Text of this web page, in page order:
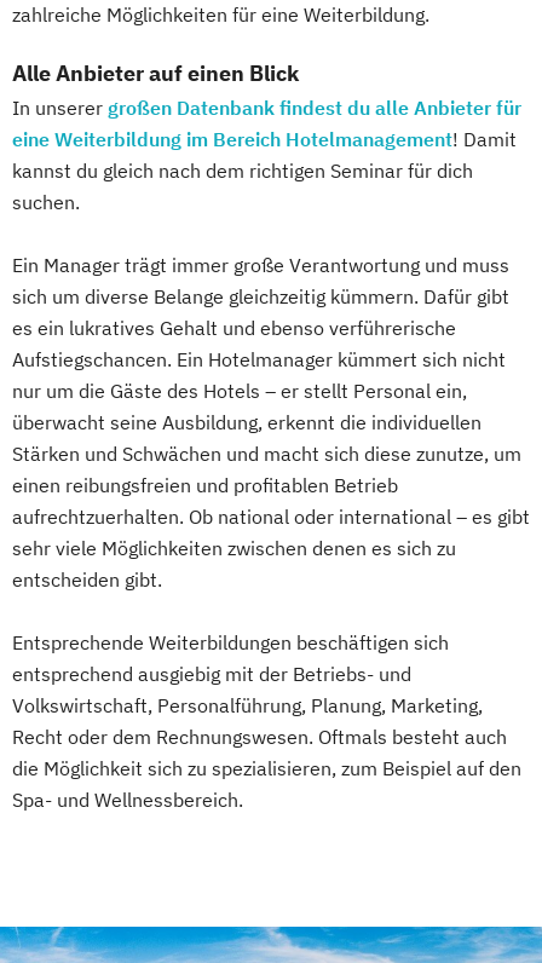
zahlreiche Möglichkeiten für eine Weiterbildung.
Alle Anbieter auf einen Blick
In unserer großen Datenbank findest du alle Anbieter für
eine Weiterbildung im Bereich Hotelmanagement! Damit
kannst du gleich nach dem richtigen Seminar für dich
suchen.
Ein Manager trägt immer große Verantwortung und muss
sich um diverse Belange gleichzeitig kümmern. Dafür gibt
es ein lukratives Gehalt und ebenso verführerische
Aufstiegschancen. Ein Hotelmanager kümmert sich nicht
nur um die Gäste des Hotels – er stellt Personal ein,
überwacht seine Ausbildung, erkennt die individuellen
Stärken und Schwächen und macht sich diese zunutze, um
einen reibungsfreien und profitablen Betrieb
aufrechtzuerhalten. Ob national oder international – es gibt
sehr viele Möglichkeiten zwischen denen es sich zu
entscheiden gibt.
Entsprechende Weiterbildungen beschäftigen sich
entsprechend ausgiebig mit der Betriebs- und
Volkswirtschaft, Personalführung, Planung, Marketing,
Recht oder dem Rechnungswesen. Oftmals besteht auch
die Möglichkeit sich zu spezialisieren, zum Beispiel auf den
Spa- und Wellnessbereich.